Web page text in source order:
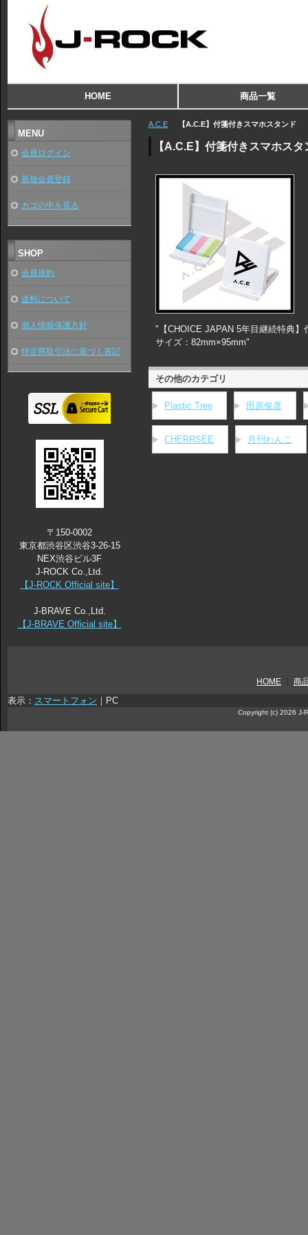
HOME 商品一覧
A.C.E 【A.C.E】付箋付きスマホスタンド
【A.C.E】付箋付きスマホスタ
"【CHOICE JAPAN 5年目継続特典】
サイズ：82mm×95mm"
その他のカテゴリ
Plastic Tree 田原俊彦
CHERRSEE 月刊わんこ
MENU
会員ログイン
新規会員登録
カゴの中を見る
SHOP
会員規約
送料について
個人情報保護方針
特定商取引法に基づく表記
〒150-0002
東京都渋谷区渋谷3-26-15
NEX渋谷ビル3F
J-ROCK Co.,Ltd.
【J-ROCK Official site】
J-BRAVE Co.,Ltd.
【J-BRAVE Official site】
HOME 商
表示： スマートフォン ｜ PC
Copyright (c) 2026 J-